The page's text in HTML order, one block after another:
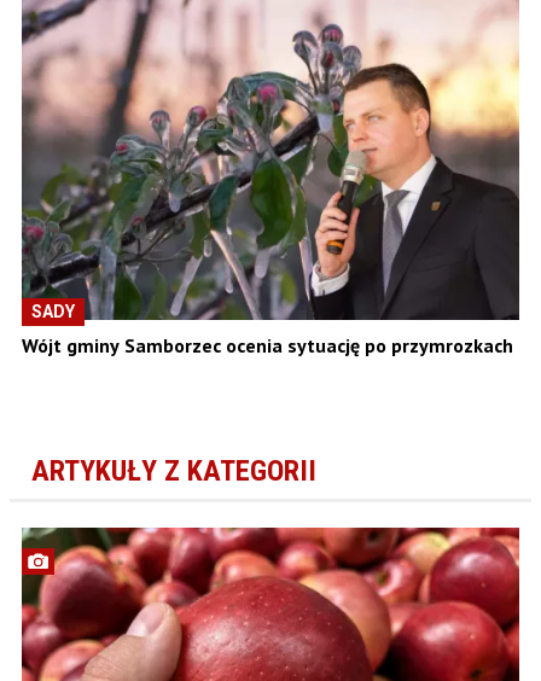
SADY
Wójt gminy Samborzec ocenia sytuację po przymrozkach
ARTYKUŁY Z KATEGORII